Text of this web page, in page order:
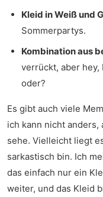
Kleid in Weiß und
Sommerpartys.
Kombination aus
verrückt, aber
oder?
Es gibt auch viele
ich kann nicht anders,
sehe. Vielleicht liegt
sarkastisch bin. Ich
das einfach nur ein
weiter, und das Kleid